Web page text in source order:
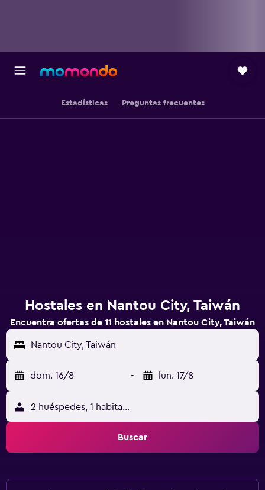
Estadísticas Preguntas frecuentes
Hostales en Nantou City, Taiwán
Encuentra ofertas de 11 hostales en Nantou City, Taiwán
Nantou City, Taiwán
dom. 16/8 - lun. 17/8
2 huéspedes, 1 habitación
Buscar